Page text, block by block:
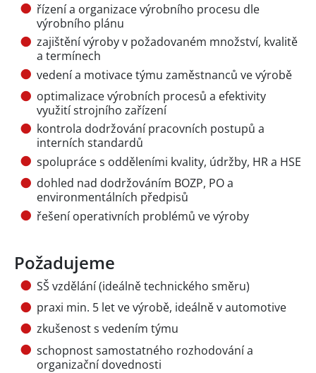
řízení a organizace výrobního procesu dle
výrobního plánu
zajištění výroby v požadovaném množství, kvalitě
a termínech
vedení a motivace týmu zaměstnanců ve výrobě
optimalizace výrobních procesů a efektivity
využití strojního zařízení
kontrola dodržování pracovních postupů a
interních standardů
spolupráce s odděleními kvality, údržby, HR a HSE
dohled nad dodržováním BOZP, PO a
environmentálních předpisů
řešení operativních problémů ve výroby
Požadujeme
SŠ vzdělání (ideálně technického směru)
praxi min. 5 let ve výrobě, ideálně v automotive
zkušenost s vedením týmu
schopnost samostatného rozhodování a
organizační dovednosti